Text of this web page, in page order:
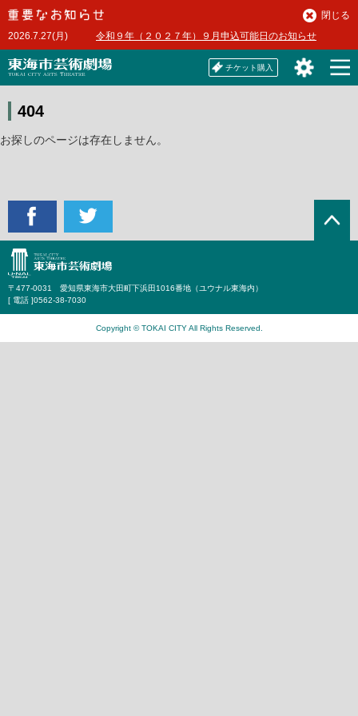
本
文
へ2026.7.27(月) 令和９年（２０２７年）９月申込可能日のお知らせ
閉じる
チケット購入
404
お探しのページは存在しません。
〒477-0031 愛知県東海市大田町下浜田1016番地（ユウナル東海内）
[ 電話 ]0562-38-7030
Copyright © TOKAI CITY All Rights Reserved.